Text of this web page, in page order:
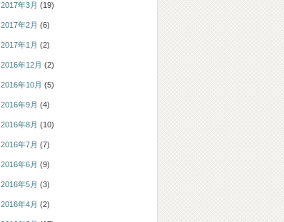
2017年3月 (19)
2017年2月 (6)
2017年1月 (2)
2016年12月 (2)
2016年10月 (5)
2016年9月 (4)
2016年8月 (10)
2016年7月 (7)
2016年6月 (9)
2016年5月 (3)
2016年4月 (2)